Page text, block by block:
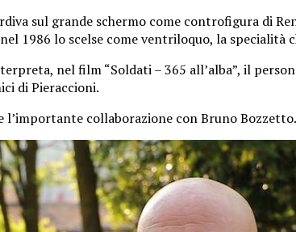
sul grande schermo come controfigura di
1986 lo scelse come ventriloquo, la
nel film “Soldati – 365 all’alba”, il
di Pieraccioni.
collaborazione con Bruno Bozzetto.